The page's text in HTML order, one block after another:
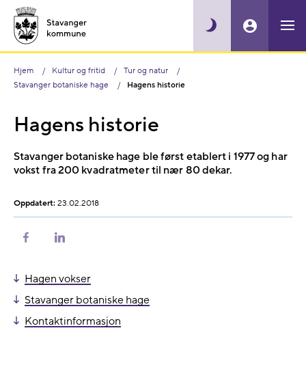
Hjem Kultur og fritid
Tur og natur
Stavanger botaniske hage
Hagens historie
Hagens historie
Stavanger botaniske hage ble først etablert i 1977 og har
vokst fra 200 kvadratmeter til nær 80 dekar.
Oppdatert: 23.02.2018
Del
Del
Hagen vokser
Stavanger botaniske hage
Kontaktinformasjon